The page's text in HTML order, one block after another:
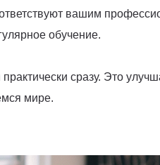
вашим
обучение.
сразу. Это
мире.